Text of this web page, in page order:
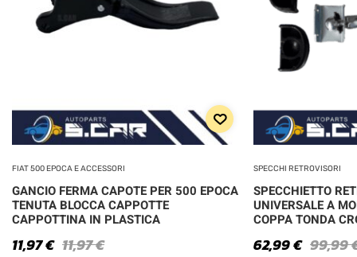
FIAT 500 EPOCA E ACCESSORI
GANCIO FERMA CAPOTE PER 500 EPOCA
TENUTA BLOCCA CAPPOTTE
CAPPOTTINA IN PLASTICA
11,97€
11,97€
SPECCHI RETROVISORI
SPECCHIETTO
UNIVERSALE A
COPPA TONDA
99,99
62,99€